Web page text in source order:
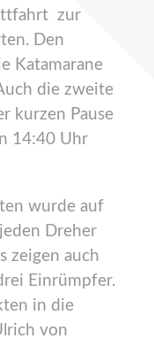
zur
Den
Katamarane
die zweite
kurzen Pause
14:40 Uhr
wurde auf
Dreher
zeigen auch
Einrümpfer.
in die
von